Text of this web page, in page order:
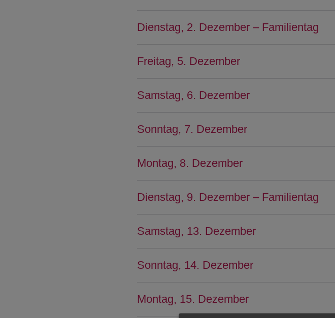
Dienstag, 2. Dezember – Familientag
Freitag, 5. Dezember
Samstag, 6. Dezember
Sonntag, 7. Dezember
Montag, 8. Dezember
Dienstag, 9. Dezember – Familientag
Samstag, 13. Dezember
Sonntag, 14. Dezember
Montag, 15. Dezember